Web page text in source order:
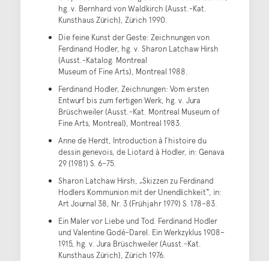
hg. v. Bernhard von Waldkirch (Ausst.-Kat.
Kunsthaus Zürich), Zürich 1990.
Die feine Kunst der Geste: Zeichnungen von
Ferdinand Hodler, hg. v. Sharon Latchaw Hirsh
(Ausst.-Katalog. Montreal
Museum of Fine Arts), Montreal 1988.
Ferdinand Hodler, Zeichnungen: Vom ersten
Entwurf bis zum fertigen Werk, hg. v. Jura
Brüschweiler (Ausst.-Kat. Montreal Museum of
Fine Arts, Montreal), Montreal 1983.
Anne de Herdt, Introduction à l’histoire du
dessin genevois, de Liotard à Hodler, in: Genava
29 (1981) S. 6–75.
Sharon Latchaw Hirsh, „Skizzen zu Ferdinand
Hodlers Kommunion mit der Unendlichkeit“, in:
Art Journal 38, Nr. 3 (Frühjahr 1979) S. 178–83.
Ein Maler vor Liebe und Tod. Ferdinand Hodler
und Valentine Godé-Darel. Ein Werkzyklus 1908–
1915, hg. v. Jura Brüschweiler (Ausst.-Kat.
Kunsthaus Zürich), Zürich 1976.